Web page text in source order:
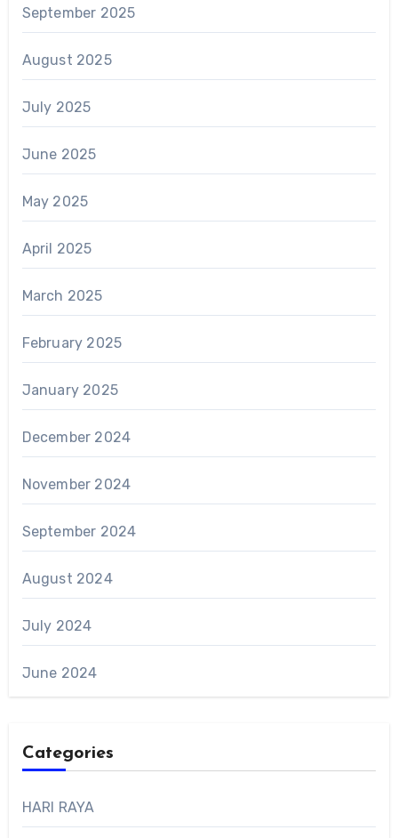
September 2025
August 2025
July 2025
June 2025
May 2025
April 2025
March 2025
February 2025
January 2025
December 2024
November 2024
September 2024
August 2024
July 2024
June 2024
Categories
HARI RAYA